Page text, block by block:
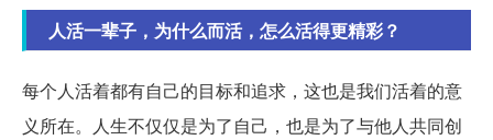
人活一辈子，为什么而活，怎么活得更精彩？
每个人活着都有自己的目标和追求，这也是我们活着的意
义所在。人生不仅仅是为了自己，也是为了与他人共同创